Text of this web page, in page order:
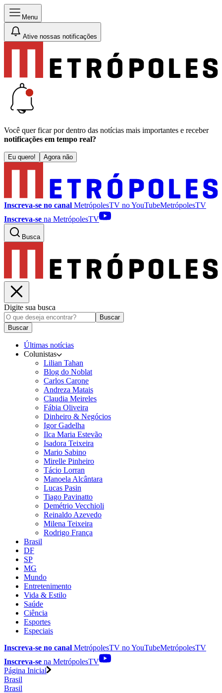
Menu
Ative nossas notificações
Você quer ficar por dentro das notícias mais importantes e receber
notificações em tempo real?
Eu quero! Agora não
Inscreva-se no canal MetrópolesTV noYouTubeMetrópolesTV
Inscreva-se na MetrópolesTV
Busca
Digite sua busca
Buscar
Buscar
Últimas notícias
Colunistas
Lilian Tahan
Blog do Noblat
Carlos Carone
Andreza Matais
Claudia Meireles
Fábia Oliveira
Dinheiro & Negócios
Igor Gadelha
Ilca Maria Estevão
Isadora Teixeira
Mario Sabino
Mirelle Pinheiro
Tácio Lorran
Manoela Alcântara
Lucas Pasin
Tiago Pavinatto
Demétrio Vecchioli
Reinaldo Azevedo
Milena Teixeira
Rodrigo França
Brasil
DF
SP
MG
Mundo
Entretenimento
Vida & Estilo
Saúde
Ciência
Esportes
Especiais
Inscreva-se no canal MetrópolesTV noYouTubeMetrópolesTV
Inscreva-se na MetrópolesTV
Página Inicial
Brasil
Brasil